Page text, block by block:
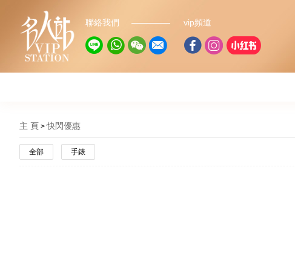
聯絡我們 vip頻道
主 頁 快閃優惠
全部 手錶